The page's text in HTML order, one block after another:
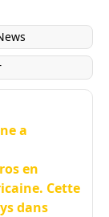
a
en
Cette
dans